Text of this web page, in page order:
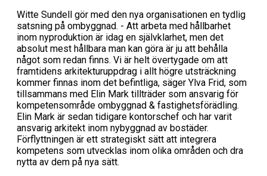
Witte Sundell gör med den nya organisationen en tydlig
satsning på ombyggnad. - Att arbeta med hållbarhet
inom nyproduktion är idag en självklarhet, men det
absolut mest hållbara man kan göra är ju att behålla
något som redan finns. Vi är helt övertygade om att
framtidens arkitekturuppdrag i allt högre utsträckning
kommer finnas inom det befintliga, säger Ylva Frid, som
tillsammans med Elin Mark tillträder som ansvarig för
kompetensområde ombyggnad & fastighetsförädling.
Elin Mark är sedan tidigare kontorschef och har varit
ansvarig arkitekt inom nybyggnad av bostäder.
Förflyttningen är ett strategiskt sätt att integrera
kompetens som utvecklas inom olika områden och dra
nytta av dem på nya sätt.